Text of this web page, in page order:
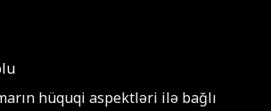
hüquqi aspektləri ilə bağlı